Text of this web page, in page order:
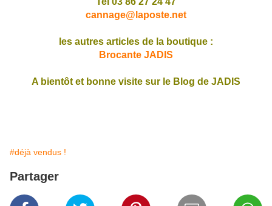
cannage@laposte.net
les autres articles de la boutique :
Brocante JADIS
A bientôt et bonne visite sur le Blog de JADIS
#déjà vendus !
Partager